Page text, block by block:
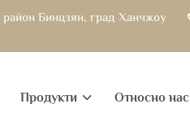
Бинцзян, град Ханчжоу
Продукти Относно нас